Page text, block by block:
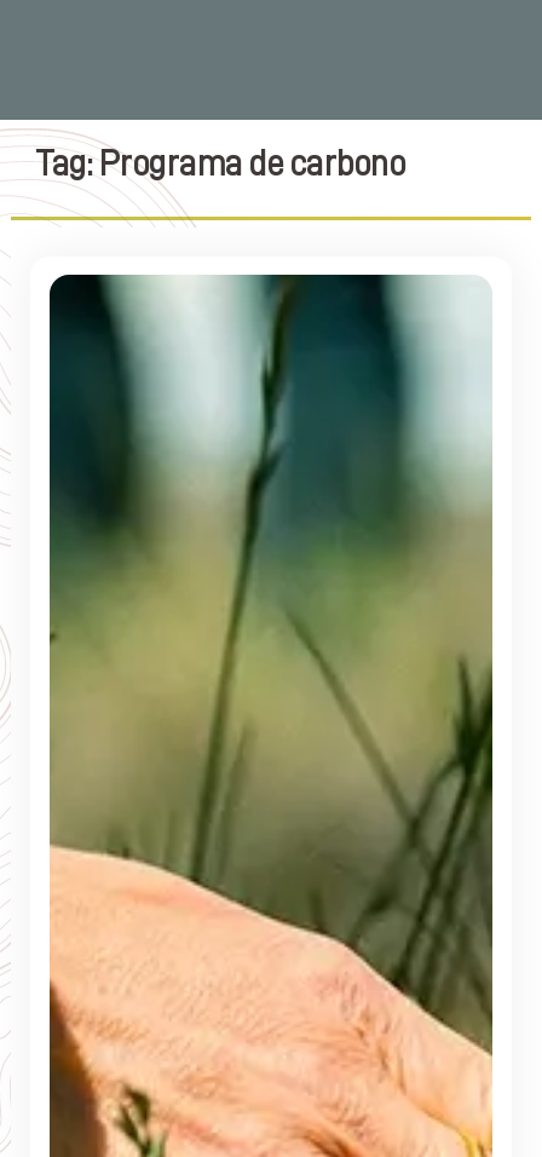
Tag: Programa de carbono